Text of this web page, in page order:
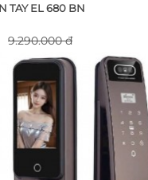
TAY EL 680 BN
9.290.000 đ